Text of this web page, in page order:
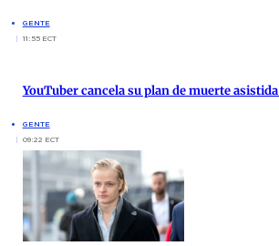
GENTE
11:55 ECT
YouTuber cancela su plan de muerte
GENTE
09:22 ECT